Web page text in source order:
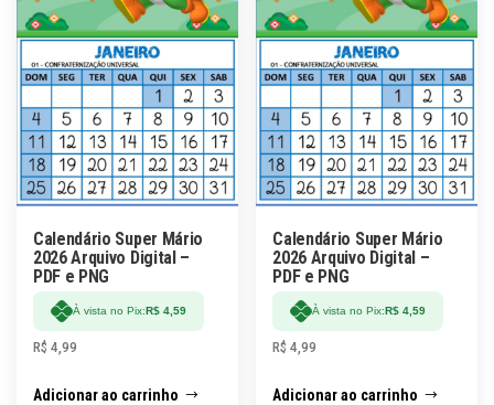
Calendário Super Mário
2026 Arquivo Digital –
PDF e PNG
À vista no Pix:R$ 4,59
R$ 4,99
Adicionar ao carrinho
Calendário Super Mário
2026 Arquivo Digital –
PDF e PNG
À vista no Pix:R$ 4,59
R$ 4,99
Adicionar ao carrinho